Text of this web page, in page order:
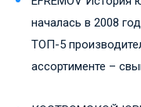
началась в 2008
ТОП-5
ассортименте –